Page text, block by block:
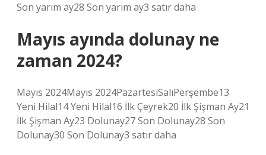
Son yarım ay28 Son yarım ay3 satır daha
Mayıs ayında dolunay ne
zaman 2024?
Mayıs 2024Mayıs 2024PazartesiSalıPerşembe13
Yeni Hilal14 Yeni Hilal16 İlk Çeyrek20 İlk Şişman Ay21
İlk Şişman Ay23 Dolunay27 Son Dolunay28 Son
Dolunay30 Son Dolunay3 satır daha